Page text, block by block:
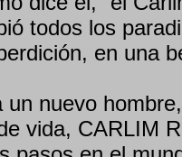
todos los
en una
un nuevo
vida, CARLIM